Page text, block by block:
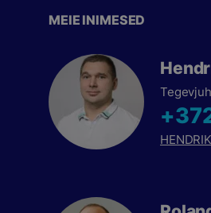
MEIE INIMESED